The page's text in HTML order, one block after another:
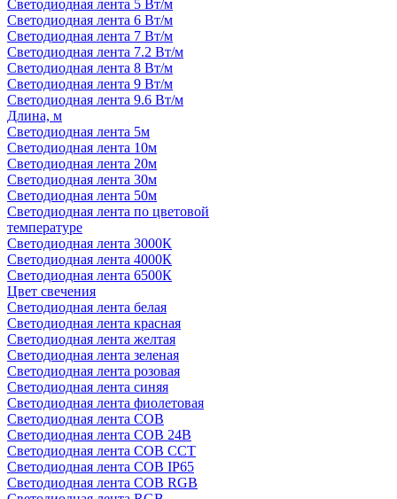
Светодиодная лента 5 Вт/м
Светодиодная лента 6 Вт/м
Светодиодная лента 7 Вт/м
Светодиодная лента 7.2 Вт/м
Светодиодная лента 8 Вт/м
Светодиодная лента 9 Вт/м
Светодиодная лента 9.6 Вт/м
Длина, м
Светодиодная лента 5м
Светодиодная лента 10м
Светодиодная лента 20м
Светодиодная лента 30м
Светодиодная лента 50м
Светодиодная лента по цветовой
температуре
Светодиодная лента 3000К
Светодиодная лента 4000К
Светодиодная лента 6500К
Цвет свечения
Светодиодная лента белая
Светодиодная лента красная
Светодиодная лента желтая
Светодиодная лента зеленая
Светодиодная лента розовая
Светодиодная лента синяя
Светодиодная лента фиолетовая
Светодиодная лента COB
Светодиодная лента COB 24В
Светодиодная лента COB CCT
Светодиодная лента COB IP65
Светодиодная лента COB RGB